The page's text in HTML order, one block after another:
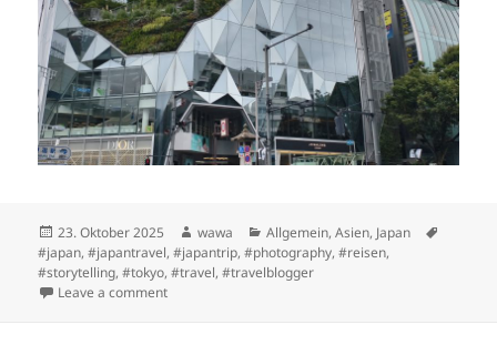
Posted
on
23. Oktober 2025 Author
wawa Categories
Allgemein,Asien, Japan
#japan,#japantravel,#japantrip,#photography,#reisen,
#storytelling,#tokyo,#travel,#travelblogger
Leave a commenton Japan im Alleingang ohne Guide